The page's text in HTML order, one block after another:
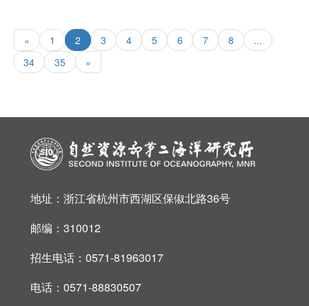
« 1 2 3 4 5 6 7 8
...
34
35 »
地址：浙江省杭州市西湖区保俶北路36号
邮编：310012
招生电话：0571-81963017
电话：0571-88830507